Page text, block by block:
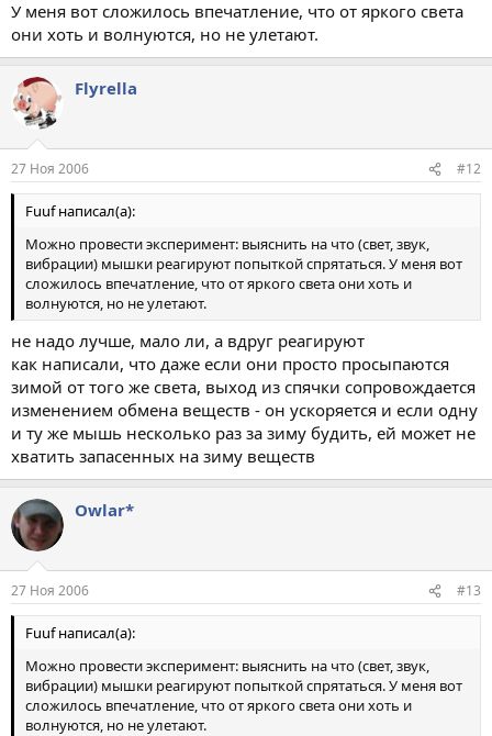
У меня вот сложилось впечатление, что от яркого света
они хоть и волнуются, но не улетают.
Flyrella
27 Ноя 2006 #12
Fuuf написал(а):
Можно провести эксперимент: выяснить на что (свет, звук,
вибрации) мышки реагируют попыткой спрятаться. У меня вот
сложилось впечатление, что от яркого света они хоть и
волнуются, но не улетают.
не надо лучше, мало ли, а вдруг реагируют
как написали, что даже если они просто просыпаются
зимой от того же света, выход из спячки сопровождается
изменением обмена веществ - он ускоряется и если одну
и ту же мышь несколько раз за зиму будить, ей может не
хватить запасенных на зиму веществ
Owlar*
27 Ноя 2006 #13
Fuuf написал(а):
Можно провести эксперимент: выяснить на что (свет, звук,
вибрации) мышки реагируют попыткой спрятаться. У меня вот
сложилось впечатление, что от яркого света они хоть и
волнуются, но не улетают.